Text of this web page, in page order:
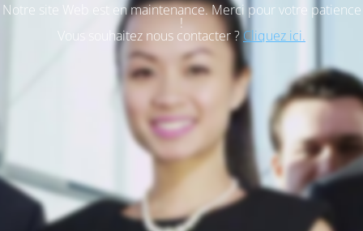
Notre site Web est en maintenance. Merci pour votre patience
!
Vous souhaitez nous contacter ? Cliquez ici.